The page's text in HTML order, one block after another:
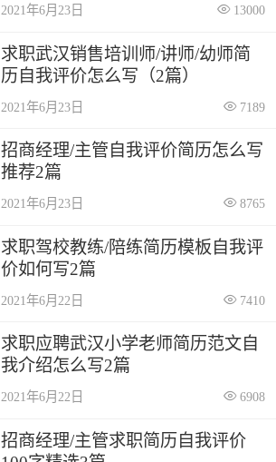
2021年6月23日 13000
求职武汉销售培训师/讲师/幼师简
历自我评价怎么写（2篇）
2021年6月23日 7189
招商经理/主管自我评价简历怎么写
推荐2篇
2021年6月23日 8765
求职驾校教练/陪练简历模板自我评
价如何写2篇
2021年6月22日 7410
求职应聘武汉小学老师简历范文自
我介绍怎么写2篇
2021年6月22日 6908
招商经理/主管求职简历自我评价